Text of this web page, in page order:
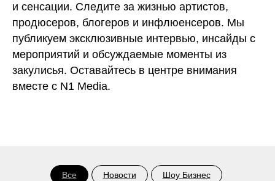
и сенсации. Следите за жизнью артистов,
продюсеров, блогеров и инфлюенсеров. Мы
публикуем эксклюзивные интервью, инсайды с
мероприятий и обсуждаемые моменты из
закулисья. Оставайтесь в центре внимания
вместе с N1 Media.
Все Новости Шоу Бизнес